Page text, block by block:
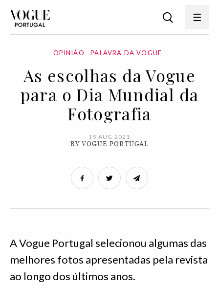
OPINIÃO PALAVRA DA VOGUE
As escolhas da Vogue
para o Dia Mundial da
Fotografia
19 AUG 2021
BY VOGUE PORTUGAL
A Vogue Portugal selecionou algumas das
melhores fotos apresentadas pela revista
ao longo dos últimos anos.